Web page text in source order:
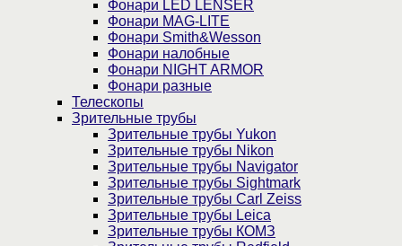
Фонари LED LENSER
Фонари MAG-LITE
Фонари Smith&Wesson
Фонари налобные
Фонари NIGHT ARMOR
Фонари разные
Телескопы
Зрительные трубы
Зрительные трубы Yukon
Зрительные трубы Nikon
Зрительные трубы Navigator
Зрительные трубы Sightmark
Зрительные трубы Carl Zeiss
Зрительные трубы Leica
Зрительные трубы КОМЗ